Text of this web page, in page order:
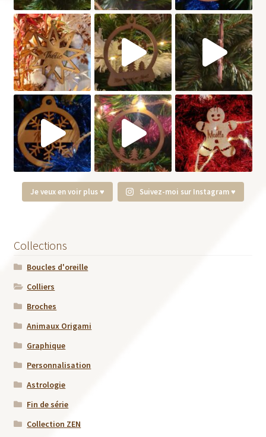
Je veux en voir plus ♥ Suivez-moi sur Instagram ♥
Collections
Boucles d'oreille
Colliers
Broches
Animaux Origami
Graphique
Personnalisation
Astrologie
Fin de série
Collection ZEN